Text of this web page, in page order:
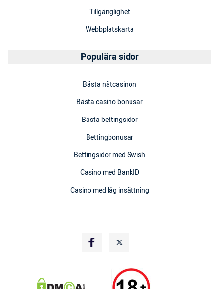
Tillgänglighet
Webbplatskarta
Populära sidor
Bästa nätcasinon
Bästa casino bonusar
Bästa bettingsidor
Bettingbonusar
Bettingsidor med Swish
Casino med BankID
Casino med låg insättning